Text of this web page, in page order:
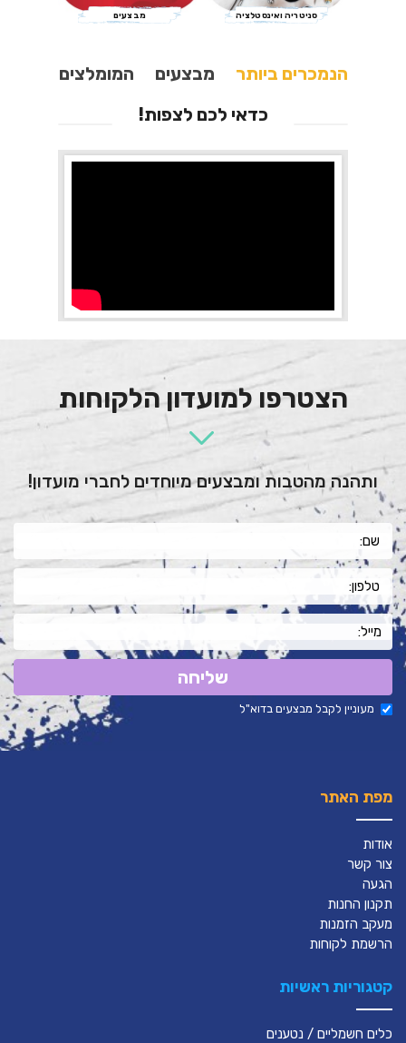
מבצעים סניטריה ואינסטלציה
הנמכרים ביותר מבצעים
המומלצים
כדאי לכם לצפות!
הצטרפו למועדון הלקוחות
ותהנה מהטבות ומבצעים מיוחדים לחברי מועדון!
שליחה
מעוניין לקבל מבצעים בדוא"ל
מפת האתר
אודות
צור קשר
הגעה
תקנון החנות
מעקב הזמנות
הרשמת לקוחות
קטגוריות ראשיות
כלים חשמליים / נטענים